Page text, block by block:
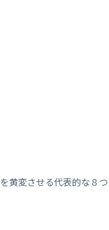
黄変させる代表的な８つ